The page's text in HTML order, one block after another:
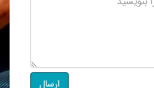
ارسال